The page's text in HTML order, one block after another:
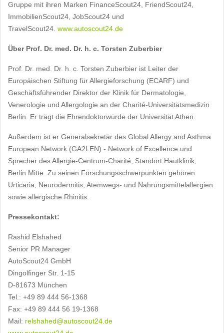
Gruppe mit ihren Marken FinanceScout24, FriendScout24,
ImmobilienScout24, JobScout24 und
TravelScout24. www.autoscout24.de
Über Prof. Dr. med. Dr. h. c. Torsten Zuberbier
Prof. Dr. med. Dr. h. c. Torsten Zuberbier ist Leiter der
Europäischen Stiftung für Allergieforschung (ECARF) und
Geschäftsführender Direktor der Klinik für Dermatologie,
Venerologie und Allergologie an der Charité-Universitätsmedizin
Berlin. Er trägt die Ehrendoktorwürde der Universität Athen.
Außerdem ist er Generalsekretär des Global Allergy and Asthma
European Network (GA2LEN) - Network of Excellence und
Sprecher des Allergie-Centrum-Charité, Standort Hautklinik,
Berlin Mitte. Zu seinen Forschungsschwerpunkten gehören
Urticaria, Neurodermitis, Atemwegs- und Nahrungsmittelallergien
sowie allergische Rhinitis.
Pressekontakt:
Rashid Elshahed
Senior PR Manager
AutoScout24 GmbH
Dingolfinger Str. 1-15
D-81673 München
Tel.: +49 89 444 56-1368
Fax: +49 89 444 56 19-1368
Mail: relshahed@autoscout24.de